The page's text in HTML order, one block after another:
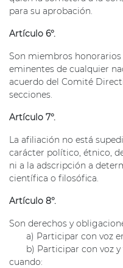
para su aprobación.
Artículo 6°.
Son miembros
eminentes de cualquier
acuerdo del Comité
secciones.
Artículo 7°.
La afiliación no está
carácter político, étnico,
ni a la adscripción a
científica o filosófica.
Artículo 8°.
Son derechos y
a) Participar con voz en
b) Participar con voz y
cuando: